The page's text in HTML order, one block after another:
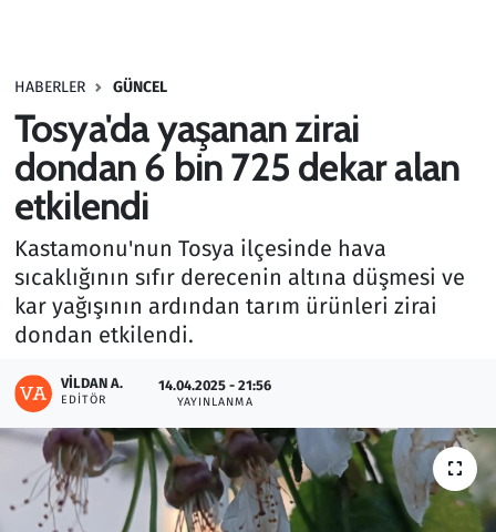
HABERLER GÜNCEL
Tosya'da yaşanan zirai
dondan 6 bin 725 dekar alan
etkilendi
Kastamonu'nun Tosya ilçesinde hava
sıcaklığının sıfır derecenin altına düşmesi ve
kar yağışının ardından tarım ürünleri zirai
dondan etkilendi.
VILDAN A.
EDITÖR
14.04.2025 - 21:56
YAYINLANMA
Haber
Kültür Sanat
Kurumsal Haberler
Lezzet Durağı
Memur ve Kamu
Otomobil
Oyun
Ramazan